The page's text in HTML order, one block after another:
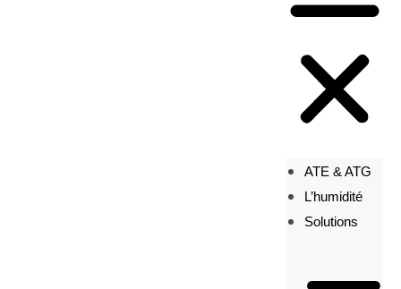
ATE & ATG
L’humidité
Solutions